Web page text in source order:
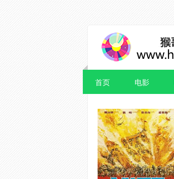
首页 电影